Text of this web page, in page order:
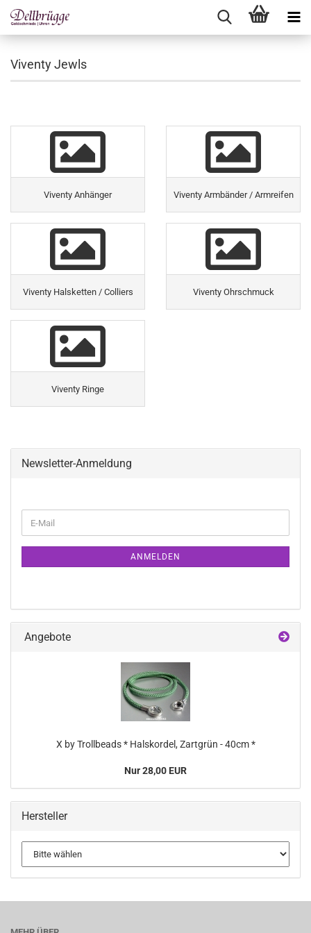
Viventy Jewls
Viventy Anhänger Viventy Armbänder / Armreifen
Viventy Halsketten / Colliers Viventy Ohrschmuck
Viventy Ringe
Newsletter-Anmeldung
ZUR
E-
Mail
ANMELDEN
Angebote
X by Trollbeads * Halskordel, Zartgrün - 40cm *
Nur 28,00 EUR
Hersteller